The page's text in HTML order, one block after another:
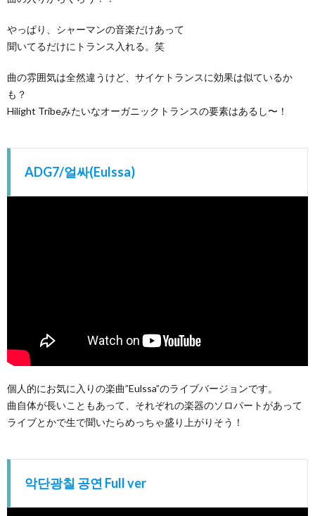
やっぱり、シャーマンの音楽だけあって
聞いてるだけにトランス入れる。笑
曲の雰囲気は全然違うけど、サイケトランスに効果は似ているか
も？
Hilight Tribeみたいなオーガニックトランスの要素はあるし〜！
ADG7/얼싸(Eulssa)
個人的にお気に入りの楽曲”Eulssa”のライブバージョンです。
曲自体が長いこともあって、それぞれの楽器のソロパートがあって
ライブとかで生で聞いたらめっちゃ盛り上がりそう！
악단광칠 공연 Full ver